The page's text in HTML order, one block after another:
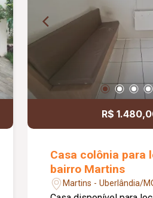
R$
Casa colônia para
bairro Martins
Martins - Uberlândia/